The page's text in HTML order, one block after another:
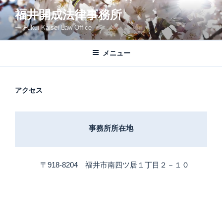
コ
ン
ン
へ
福井開成法律事務所
ー Fukui Kaisei Law Office －
メニュー
アクセス
事務所所在地
〒918‐8204 福井市南四ツ居１丁目２－１０